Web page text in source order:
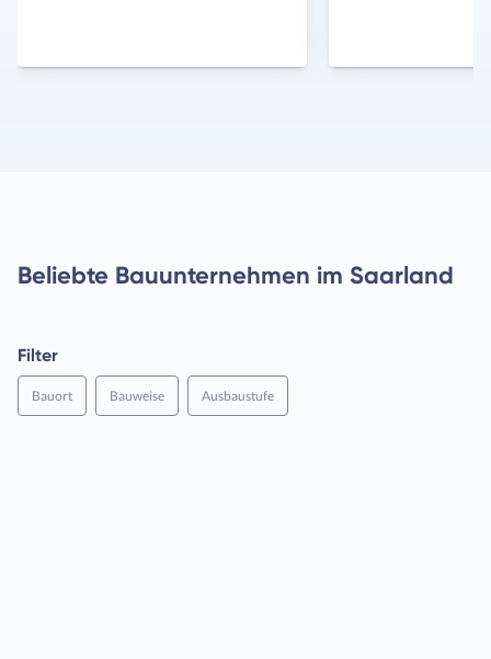
Beliebte Bauunternehmen im Saarland
Filter
Bauort Bauweise Ausbaustufe